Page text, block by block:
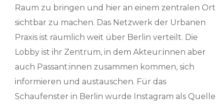
Raum zu bringen und hier an einem zentralen Ort
sichtbar zu machen. Das Netzwerk der Urbanen
Praxis ist räumlich weit über Berlin verteilt. Die
Lobby ist ihr Zentrum, in dem Akteur:innen aber
auch Passant:innen zusammen kommen, sich
informieren und austauschen. Für das
Schaufenster in Berlin wurde Instagram als Quelle